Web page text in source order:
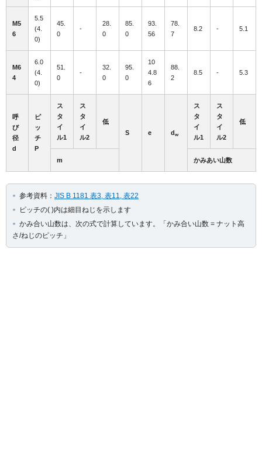
M5
6
5.5
(4.
0)
45.
0
-
28.
0
85.
0
93.
56
78.
7
8.2 - 5.1
M6
4
6.0
(4.
0)
51.
0
-
32.
0
95.
0
10
4.8
6
88.
2
8.5 - 5.3
呼
び
径
d
ピ
ッ
チ
P
ス
タ
イ
ル1
ス
タ
イ
ル2
低
S
e dw
ス
タ
イ
ル1
ス
タ
イ
ル2
低
m かみあい山数
参考資料： JIS B 1181 表3, 表11, 表22
ピッチの( )内は細目ねじを示します
かみ合い山数は、次の式で計算しています。「かみ合い山数 = ナット高
さ/ねじのピッチ」